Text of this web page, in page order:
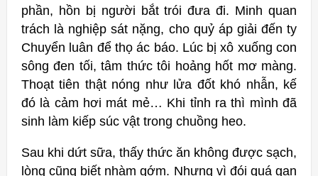
phần, hồn bị người bắt trói đưa đi. Minh quan
trách là nghiệp sát nặng, cho quỷ áp giải đến ty
Chuyển luân để thọ ác báo. Lúc bị xô xuống con
sông đen tối, tâm thức tôi hoảng hốt mơ màng.
Thoạt tiên thật nóng như lửa đốt khó nhẫn, kế
đó là cảm hơi mát mẻ… Khi tỉnh ra thì mình đã
sinh làm kiếp súc vật trong chuồng heo.
Sau khi dứt sữa, thấy thức ăn không được sạch,
lòng cũng biết nhàm gớm. Nhưng vì đói quá gan